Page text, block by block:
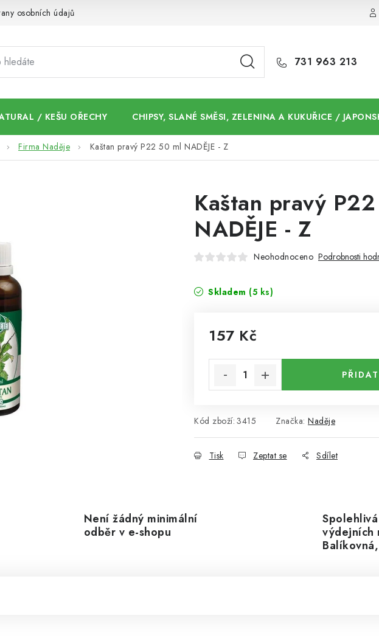
osobních údajů
731 963 213
/ KEŠU OŘECHY CHIPSY, SLANÉ SMĚSI, ZELENINA A KUKUŘICE /
Firma Naděje Kaštan pravý P22 50 ml NADĚJE - Z
Kaštan pravý
NADĚJE - Z
Neohodnoceno Podrobnosti
Skladem (5 ks)
157 Kč
Kód zboží: 3415 Značka: Naděje
Tisk Zeptat se Sdílet
Není žádný minimální
odběr v e-shopu
výdejních